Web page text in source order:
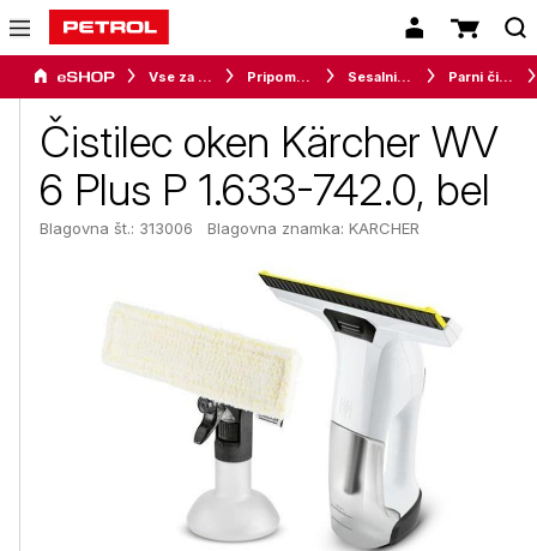
Vse za dom Pripomočki za čiščenje tal Sesalniki in parni čistilniki Parni čistilniki
Čistilec oken Kärcher WV
6 Plus P 1.633-742.0, bel
Blagovna št.: 313006 Blagovna znamka: KARCHER